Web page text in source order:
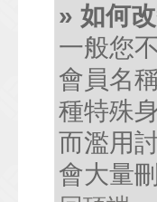
» 如何
一般您
會員名
種特殊
而濫用
會大量